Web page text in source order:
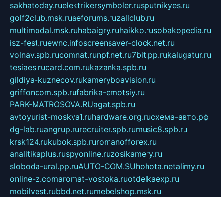
sakhatoday.ruelektrikersymboler.rusputnikyes.ru
golf2club.msk.ruaeforums.ruzallclub.ru
multimodal.msk.ruhabaigry.ruhaikko.rusobakopedia.ru
isz-fest.ruewnc.infoscreensaver-clock.net.ru
volnav.spb.rucomnat.runpf.net.ru7bit.pp.rukalugatur.ru
tesiaes.rucard.com.rukazanka.spb.ru
gildiya-kuznecov.rukameryboavision.ru
griffoncom.spb.rufabrika-emotsiy.ru
PARK-MATROSOVA.RUagat.spb.ru
avtoyurist-moskva1.ruhardware.org.ruсхема-авто.рф
dg-lab.ruangrup.rurecruiter.spb.rumusic8.spb.ru
krsk124.rukubok.spb.ruromanofforex.ru
analitikaplus.ruspyonline.ruzosikamery.ru
sloboda-ural.pp.ruAUTO-COM.SUhohota.netalimy.ru
online-z.comaromat-vostoka.ruotdelkaexp.ru
mobilvest.rubbd.net.rumebelshop.msk.ru